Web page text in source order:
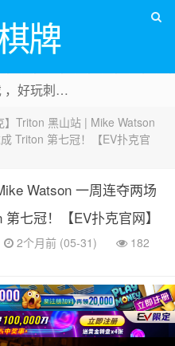
牌
美天棋牌，最好玩的棋牌游戏 ，好玩刺激可以赚Money，传送门：
】Triton 黑山站 | Mike Watson
Triton 第七冠！【EV扑克官
Watson 一周连夺两场
七冠！【EV扑克官网】
2个月前 (05-31)
182